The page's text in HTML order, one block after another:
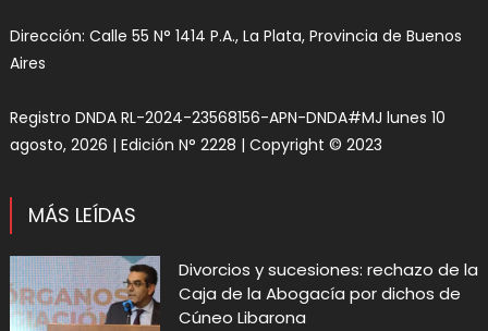
Dirección: Calle 55 N° 1414 P.A., La Plata, Provincia de Buenos
Aires
Registro DNDA RL-2024-23568156-APN-DNDA#MJ lunes 10
agosto, 2026 | Edición N° 2228 | Copyright © 2023
MÁS LEÍDAS
Divorcios y sucesiones: rechazo de la
Caja de la Abogacía por dichos de
Cúneo Libarona